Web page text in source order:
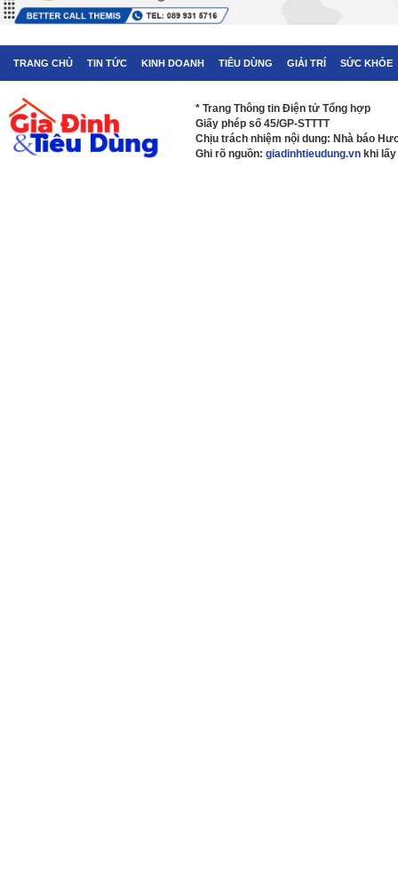
TRANG CHỦ TIN TỨC KINH DOANH TIÊU DÙNG GIẢI TRÍ SỨC KHỎE
* Trang Thông tin Điện tử Tổng hợp
Giấy phép số 45/GP-STTTT
Chịu trách nhiệm nội dung: Nhà báo
Ghi rõ nguồn: giadinhtieudung.vn khi